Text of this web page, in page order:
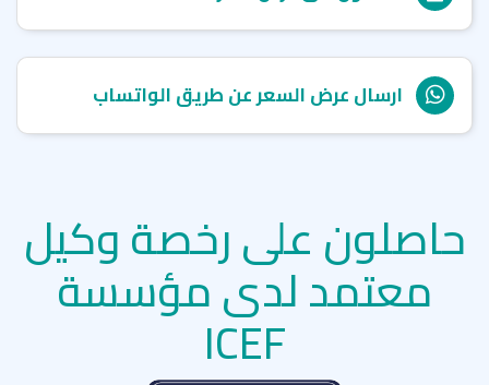
ارسال عرض السعر عن طريق الواتساب
حاصلون على رخصة وكيل
معتمد لدى مؤسسة
ICEF